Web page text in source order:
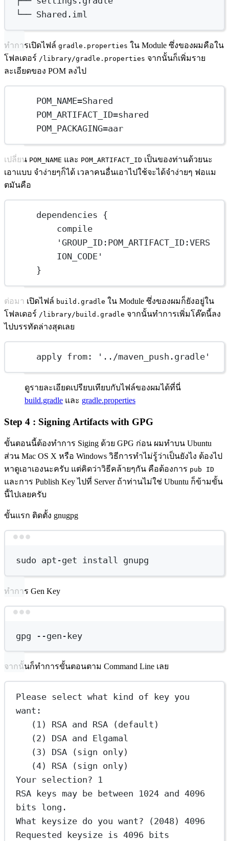
└── Shared.iml
ทำการเปิดไฟล์ gradle.properties ใน Module ซึ่งของผมคือใน
โฟลเดอร์ /library/gradle.properties จากนั้นก็เพิ่มราย
ละเอียดของ POM ลงไป
POM_NAME=Shared
POM_ARTIFACT_ID=shared
POM_PACKAGING=aar
เปลี่ยน POM_NAME และ POM_ARTIFACT_ID เป็นของท่านด้วยนะ
เอาแบบ จำง่ายๆก็ได้ เวลาคนอื่นเอาไปใช้จะได้จำง่ายๆ ฟอแม
ตมันคือ
dependencies {
compile
'GROUP_ID:POM_ARTIFACT_ID:VERS
ION_CODE'
}
ต่อมา เปิดไฟล์ build.gradle ใน Module ซึ่งของผมก็ยังอยู่ใน
โฟลเดอร์ /library/build.gradle จากนั้นทำการเพิ่มโค๊ดนี้ลง
ไปบรรทัดล่างสุดเลย
apply from: '../maven_push.gradle'
ดูรายละเอียดเปรียบเทียบกับไฟล์ของผมได้ที่นี่
build.gradle และ gradle.properties
Step 4 : Signing Artifacts with GPG
ขั้นตอนนี้ต้องทำการ Siging ด้วย GPG ก่อน ผมทำบน Ubuntu
ส่วน Mac OS X หรือ Windows วิธีการทำไม่รู้ว่าเป็นยังไง ต้องไป
หาดูเอาเองนะครับ แต่คิดว่าวิธีคล้ายๆกัน คือต้องการ pub ID
และการ Publish Key ไปที่ Server ถ้าท่านไม่ใช่ Ubuntu ก็ข้ามขั้น
นี้ไปเลยครับ
ขั้นแรก ติดตั้ง gnugpg
sudo apt-get install gnupg
ทำการ Gen Key
gpg --gen-key
จากนั้นก็ทำการขั้นตอนตาม Command Line เลย
Please select what kind of key you
want:
(1) RSA and RSA (default)
(2) DSA and Elgamal
(3) DSA (sign only)
(4) RSA (sign only)
Your selection? 1
RSA keys may be between 1024 and 4096
bits long.
What keysize do you want? (2048) 4096
Requested keysize is 4096 bits